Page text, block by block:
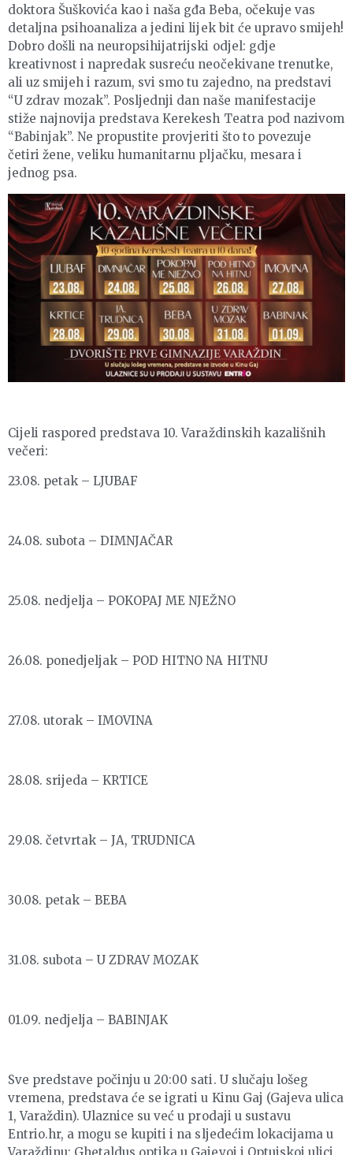
doktora Šuškovića kao i naša gđa Beba, očekuje vas
detaljna psihoanaliza a jedini lijek bit će upravo smijeh!
Dobro došli na neuropsihijatrijski odjel: gdje
kreativnost i napredak susreću neočekivane trenutke,
ali uz smijeh i razum, svi smo tu zajedno, na predstavi
“U zdrav mozak”. Posljednji dan naše manifestacije
stiže najnovija predstava Kerekesh Teatra pod nazivom
“Babinjak”. Ne propustite provjeriti što to povezuje
četiri žene, veliku humanitarnu pljačku, mesara i
jednog psa.
Cijeli raspored predstava 10. Varaždinskih kazališnih
večeri:
23.08. petak – LJUBAF
24.08. subota – DIMNJAČAR
25.08. nedjelja – POKOPAJ ME NJEŽNO
26.08. ponedjeljak – POD HITNO NA HITNU
27.08. utorak – IMOVINA
28.08. srijeda – KRTICE
29.08. četvrtak – JA, TRUDNICA
30.08. petak – BEBA
31.08. subota – U ZDRAV MOZAK
01.09. nedjelja – BABINJAK
Sve predstave počinju u 20:00 sati. U slučaju lošeg
vremena, predstava će se igrati u Kinu Gaj (Gajeva ulica
1, Varaždin). Ulaznice su već u prodaji u sustavu
Entrio.hr, a mogu se kupiti i na sljedećim lokacijama u
Varaždinu: Ghetaldus optika u Gajevoj i Optujskoj ulici,